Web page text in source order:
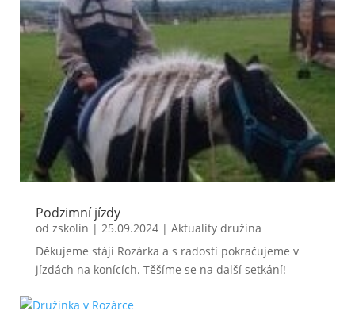
Podzimní jízdy
od zskolin | 25.09.2024| Aktuality družina
Děkujeme stáji Rozárka a s radostí pokračujeme v
jízdách na konících. Těšíme se na další setkání!